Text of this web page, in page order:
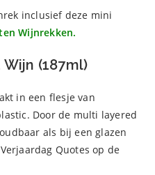
inclusief deze mini
Wijnrekken.
(187ml)
in een flesje van
Door de multi layered
als bij een glazen
Quotes op de